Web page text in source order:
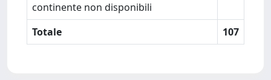
continente non disponibili
Totale 107